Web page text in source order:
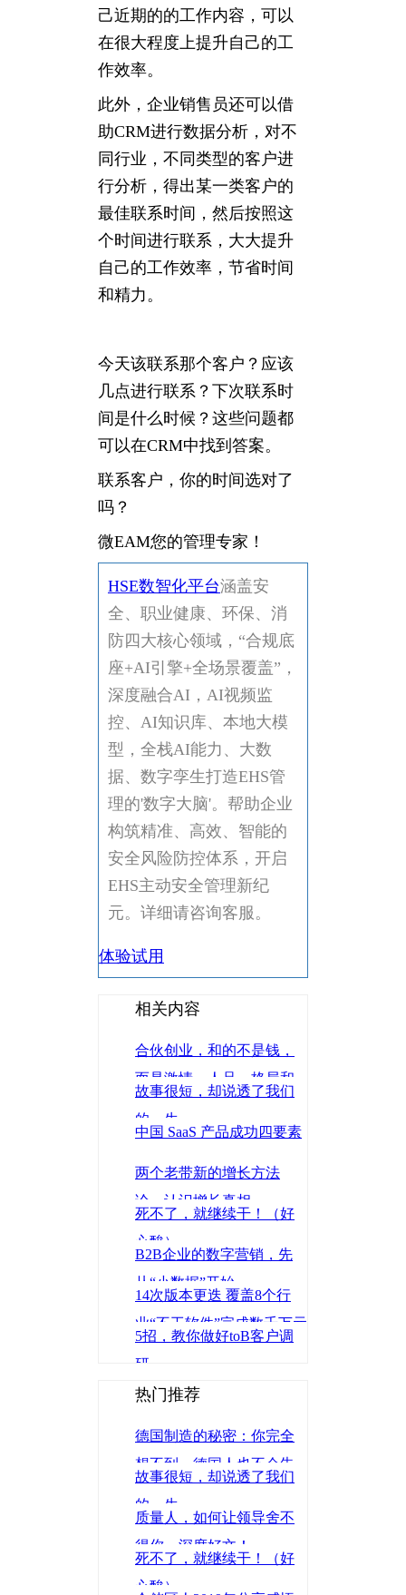
己近期的的工作内容，可以
在很大程度上提升自己的工
作效率。
此外，企业销售员还可以借
助CRM进行数据分析，对不
同行业，不同类型的客户进
行分析，得出某一类客户的
最佳联系时间，然后按照这
个时间进行联系，大大提升
自己的工作效率，节省时间
和精力。
今天该联系那个客户？应该
几点进行联系？下次联系时
间是什么时候？这些问题都
可以在CRM中找到答案。
联系客户，你的时间选对了
吗？
微EAM您的管理专家！
HSE数智化平台涵盖安
全、职业健康、环保、消
防四大核心领域，“合规底
座+AI引擎+全场景覆盖”，
深度融合AI，AI视频监
控、AI知识库、本地大模
型，全栈AI能力、大数
据、数字孪生打造EHS管
理的'数字大脑'。帮助企业
构筑精准、高效、智能的
安全风险防控体系，开启
EHS主动安全管理新纪
元。详细请咨询客服。
体验试用
相关内容
合伙创业，和的不是钱，
而是激情、人品、格局和
故事很短，却说透了我们
的一生
中国 SaaS 产品成功四要素
两个老带新的增长方法
论，认识增长真相
死不了，就继续干！（好
心酸）
B2B企业的数字营销，先
从“小数据”开始
14次版本更迭 覆盖8个行
业“不工软件”完成数千万元
5招，教你做好toB客户调
研
热门推荐
德国制造的秘密：你完全
想不到，德国人也不会告
故事很短，却说透了我们
的一生
质量人，如何让领导舍不
得你，深度好文！
死不了，就继续干！（好
心酸）